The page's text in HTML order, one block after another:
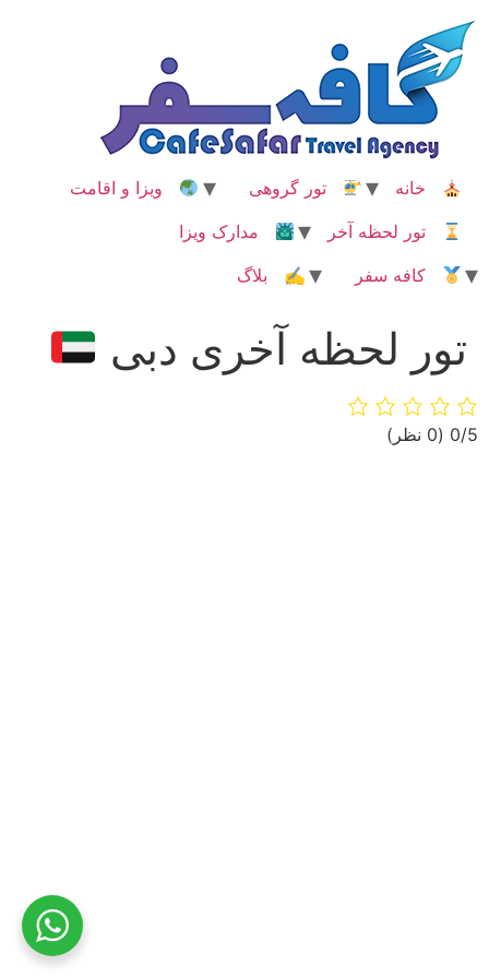
محتوا
خانه تور گروهی
ویزا و اقامت
تور لحظه آخر
مدارک ویزا
کافه سفر
✍ بلاگ
تور لحظه آخری دبی
‫0/5 ‫(0 نظر)